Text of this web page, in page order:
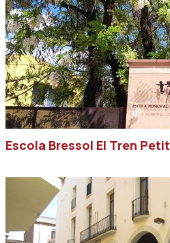
Escola Bressol El Tren Petit